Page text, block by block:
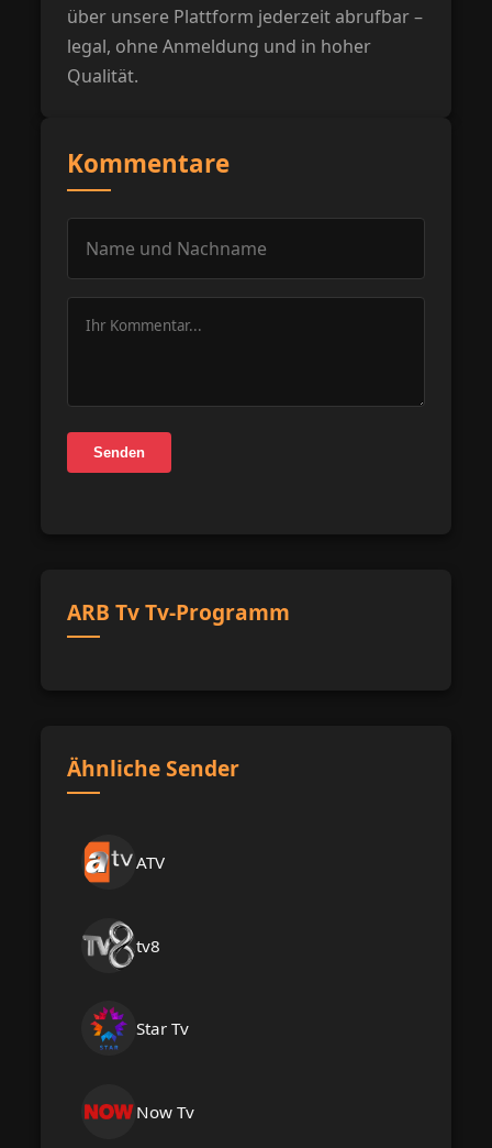
über unsere Plattform jederzeit abrufbar –
legal, ohne Anmeldung und in hoher
Qualität.
Kommentare
Senden
ARB Tv Tv-Programm
Ähnliche Sender
ATV
tv8
Star Tv
Now Tv